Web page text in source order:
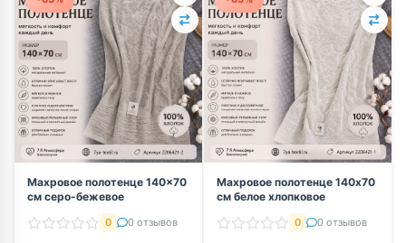
Махровое полотенце 140×70
см серо-бежевое
0 0 отзывов
Махровое полотенце 140х70
см белое хлопковое
0 0 отзывов